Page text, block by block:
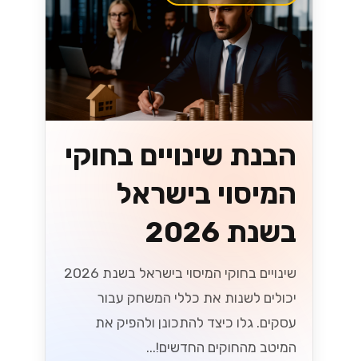
הבנת שינויים בחוקי
המיסוי בישראל
בשנת 2026
שינויים בחוקי המיסוי בישראל בשנת 2026
יכולים לשנות את כללי המשחק עבור
עסקים. גלו כיצד להתכונן ולהפיק את
המיטב מהחוקים החדשים!...